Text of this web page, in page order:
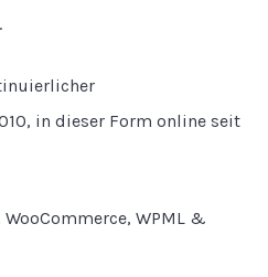
in dieser Form online seit
WPML &